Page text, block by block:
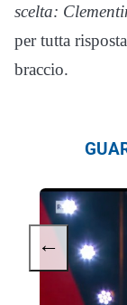
scelta:
per tutta
braccio.
←